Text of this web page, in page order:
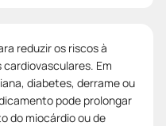
reduzir os riscos à
Em
diabetes, derrame ou
pode prolongar
do miocárdio ou de